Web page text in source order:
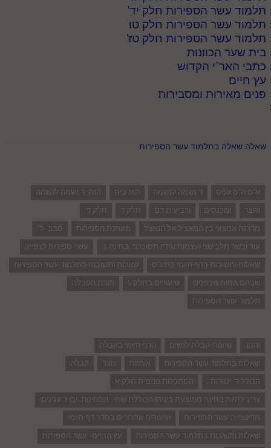
תלמוד עשר הספירות חלק יד'
תלמוד עשר הספירות חלק טו'
תלמוד עשר הספירות חלק טז'
בית שער הכוונות
כתבי האר"י הקדוש
עץ חיים
פנים מאירות ומסבירות
שאלה שאלה בתלמוד עשר הספירות
א"ס ה"ס אפס ד נשמה לנשמה הוא בית
הנה: ד נשמה לנשמה
וחצר
ומכנסים ורביעית דם חלק ד
חלק ד'
מדרגה אמצעי בין המאציל אל הנאצל
מערכת הספירות
סבב -ד'
עור ובשר תלבישני ועצמות וגידין תסוככני. בחינה ג'
עשר ספירות לצפייה
שאלות ותשובות בדף היומי בתע"ס
שאלות ותשובות בתלמוד עשר הספירות
שבהם המוח מבפנים
שיעורים בחלק ג
תורת הקבלה
תלמוד עשר הספירות
והבן. שיעורי קבלה לנשים
הדף היומי בקבלה
שאלות בתלמוד עשר הספירות
אותיות חצר
קבלה
הכולל ד' יסודות .
הסתכלות פנימית חלק א
צריך להיות בחינה ממוצעת ביניהן הכוללת שתי הבחינות. ובו ז' ענינים:
מדיטציית עשר הספירות
שיעורים אחרונים בסדר דף היומי
שאלות ותשובות בתלמוד עשר הספירות
עץ החיים- עשר הספירות